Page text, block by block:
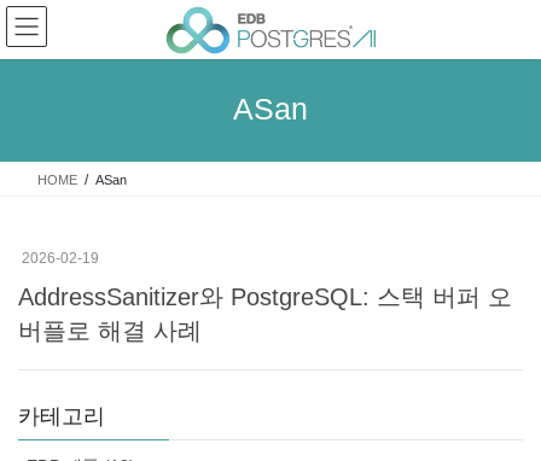
Skip
the
Skip
the
ASan
HOME ASan
2026-02-19
AddressSanitizer와 PostgreSQL: 스택 버퍼 오
버플로 해결 사례
카테고리